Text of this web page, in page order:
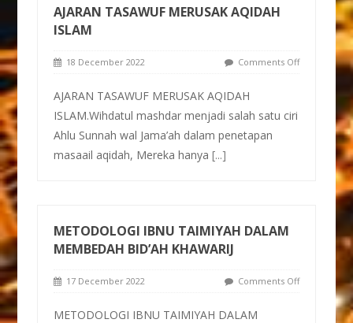
AJARAN TASAWUF MERUSAK AQIDAH
ISLAM
18 December 2022 Comments Off
AJARAN TASAWUF MERUSAK AQIDAH
ISLAM.Wihdatul mashdar menjadi salah satu ciri
Ahlu Sunnah wal Jama’ah dalam penetapan
masaail aqidah, Mereka hanya[...]
METODOLOGI IBNU TAIMIYAH DALAM
MEMBEDAH BID’AH KHAWARIJ
17 December 2022 Comments Off
METODOLOGI IBNU TAIMIYAH DALAM